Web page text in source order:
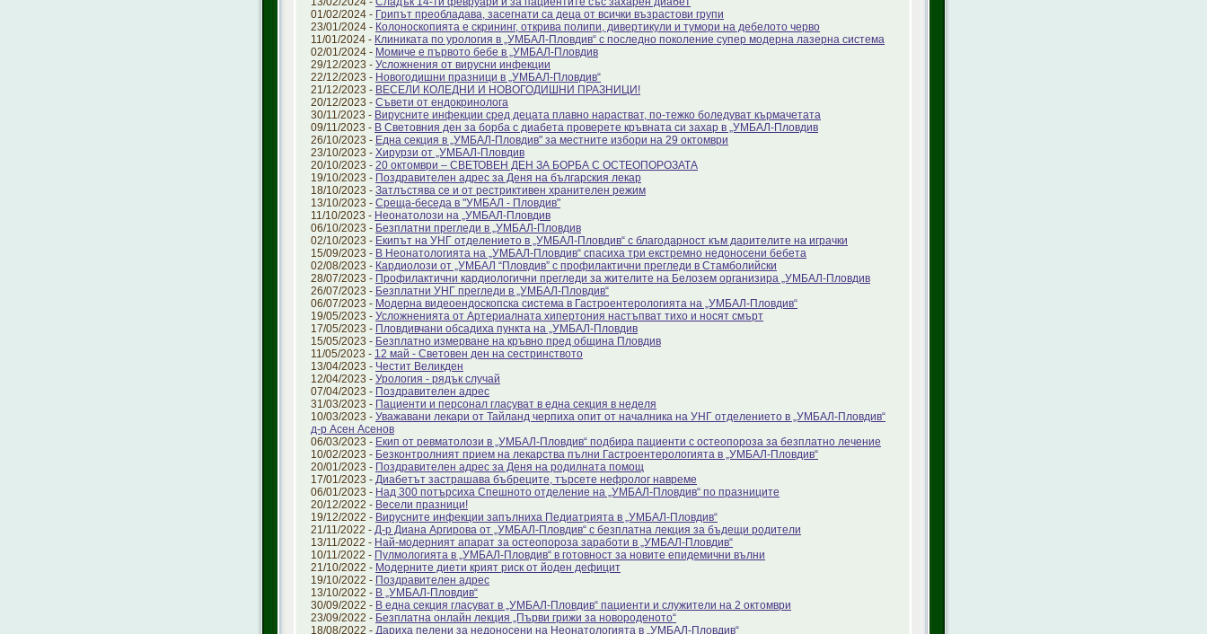
01/02/2024 - Грипът преобладава, засегнати са деца от всички възрастови групи
23/01/2024 - Колоноскопията е скрининг, открива полипи, дивертикули и тумори на дебелото черво
11/01/2024 - Клиниката по урология в „УМБАЛ-Пловдив“ с последно поколение супер модерна лазерна система
02/01/2024 - Момиче е първото бебе в „УМБАЛ-Пловдив
29/12/2023 - Усложнения от вирусни инфекции
22/12/2023 - Новогодишни празници в „УМБАЛ-Пловдив“
21/12/2023 - ВЕСЕЛИ КОЛЕДНИ И НОВОГОДИШНИ ПРАЗНИЦИ!
20/12/2023 - Съвети от ендокринолога
30/11/2023 - Вирусните инфекции сред децата плавно нарастват, по-тежко боледуват кърмачетата
09/11/2023 - В Световния ден за борба с диабета проверете кръвната си захар в „УМБАЛ-Пловдив
26/10/2023 - Една секция в „УМБАЛ-Пловдив" за местните избори на 29 октомври
23/10/2023 - Хирурзи от „УМБАЛ-Пловдив
20/10/2023 - 20 октомври – СВЕТОВЕН ДЕН ЗА БОРБА С ОСТЕОПОРОЗАТА
19/10/2023 - Поздравителен адрес за Деня на българския лекар
18/10/2023 - Затлъстява се и от рестриктивен хранителен режим
13/10/2023 - Среща-беседа в "УМБАЛ - Пловдив"
11/10/2023 - Неонатолози на „УМБАЛ-Пловдив
06/10/2023 - Безплатни прегледи в „УМБАЛ-Пловдив
02/10/2023 - Екипът на УНГ отделението в „УМБАЛ-Пловдив“ с благодарност към дарителите на играчки
15/09/2023 - В Неонатологията на „УМБАЛ-Пловдив“ спасиха три екстремно недоносени бебета
02/08/2023 - Кардиолози от „УМБАЛ “Пловдив” с профилактични прегледи в Стамболийски
28/07/2023 - Профилактични кардиологични прегледи за жителите на Белозем организира „УМБАЛ-Пловдив
26/07/2023 - Безплатни УНГ прегледи в „УМБАЛ-Пловдив“
06/07/2023 - Модерна видеоендоскопска система в Гастроентерологията на „УМБАЛ-Пловдив“
19/05/2023 - Усложненията от Артериалната хипертония настъпват тихо и носят смърт
17/05/2023 - Пловдивчани обсадиха пункта на „УМБАЛ-Пловдив
15/05/2023 - Безплатно измерване на кръвно пред община Пловдив
11/05/2023 - 12 май - Световен ден на сестринството
13/04/2023 - Честит Великден
12/04/2023 - Урология - рядък случай
07/04/2023 - Поздравителен адрес
31/03/2023 - Пациенти и персонал гласуват в една секция в неделя
10/03/2023 - Уважавани лекари от Тайланд черпиха опит от началника на УНГ отделението в „УМБАЛ-Пловдив“
д-р Асен Асенов
06/03/2023 - Екип от ревматолози в „УМБАЛ-Пловдив“ подбира пациенти с остеопороза за безплатно лечение
10/02/2023 - Безконтролният прием на лекарства пълни Гастроентерологията в „УМБАЛ-Пловдив“
20/01/2023 - Поздравителен адрес за Деня на родилната помощ
17/01/2023 - Диабетът застрашава бъбреците, търсете нефролог навреме
06/01/2023 - Над 300 потърсиха Спешното отделение на „УМБАЛ-Пловдив“ по празниците
20/12/2022 - Весели празници!
19/12/2022 - Вирусните инфекции запълниха Педиатрията в „УМБАЛ-Пловдив“
21/11/2022 - Д-р Диана Аргирова от „УМБАЛ-Пловдив“ с безплатна лекция за бъдещи родители
13/11/2022 - Най-модерният апарат за остеопороза заработи в „УМБАЛ-Пловдив“
10/11/2022 - Пулмологията в „УМБАЛ-Пловдив“ в готовност за новите епидемични вълни
21/10/2022 - Модерните диети крият риск от йоден дефицит
19/10/2022 - Поздравителен адрес
13/10/2022 - В „УМБАЛ-Пловдив“
30/09/2022 - В една секция гласуват в „УМБАЛ-Пловдив“ пациенти и служители на 2 октомври
23/09/2022 - Безплатна онлайн лекция „Първи грижи за новороденото“
18/08/2022 - Дариха пелени за недоносени на Неонатологията в „УМБАЛ-Пловдив“